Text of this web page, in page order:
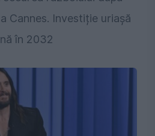
Cannes. Investiție uriașă
în 2032